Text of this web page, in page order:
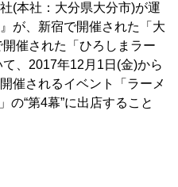
(本社：大分県大分市)が運
が、新宿で開催された「大
催された「ひろしまラー
、2017年12月1日(金)から
催されるイベント「ラーメ
の“第4幕”に出店すること